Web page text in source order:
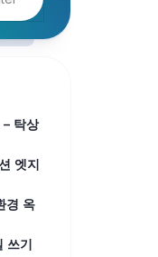
탁상
엣지
경 옥
쓰기